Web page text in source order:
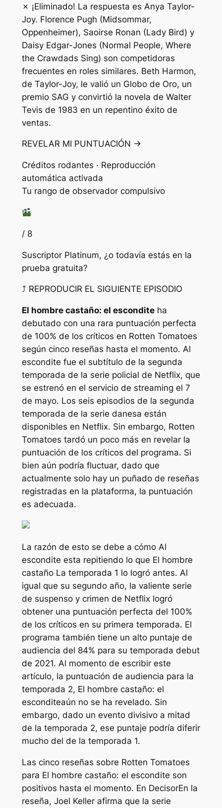
✗ ¡Eliminado! La respuesta es Anya Taylor-
Joy. Florence Pugh (Midsommar,
Oppenheimer), Saoirse Ronan (Lady Bird) y
Daisy Edgar-Jones (Normal People, Where
the Crawdads Sing) son competidoras
frecuentes en roles similares. Beth Harmon,
de Taylor-Joy, le valió un Globo de Oro, un
premio SAG y convirtió la novela de Walter
Tevis de 1983 en un repentino éxito de
ventas.
REVELAR MI PUNTUACIÓN →
Créditos rodantes · Reproducción
automática activada
Tu rango de observador compulsivo
/ 8
Suscriptor Platinum, ¿o todavía estás en la
prueba gratuita?
⤴ REPRODUCIR EL SIGUIENTE EPISODIO
El hombre castaño: el esconditeha
debutado con una rara puntuación perfecta
de 100% de los críticos en Rotten Tomatoes
según cinco reseñas hasta el momento. Al
escondite fue el subtítulo de la segunda
temporada de la serie policial de Netflix, que
se estrenó en el servicio de streaming el 7
de mayo. Los seis episodios de la segunda
temporada de la serie danesa están
disponibles en Netflix. Sin embargo, Rotten
Tomatoes tardó un poco más en revelar la
puntuación de los críticos del programa. Si
bien aún podría fluctuar, dado que
actualmente solo hay un puñado de reseñas
registradas en la plataforma, la puntuación
es adecuada.
La razón de esto se debe a cómoAl
escondite esta repitiendo lo que El hombre
castañoLa temporada 1 lo logró antes. Al
igual que su segundo año, la valiente serie
de suspenso y crimen de Netflix logró
obtener una puntuación perfecta del 100%
de los críticos en su primera temporada. El
programa también tiene un alto puntaje de
audiencia del 84% para su temporada debut
de 2021. Al momento de escribir este
artículo, la puntuación de audiencia para la
temporada 2, El hombre castaño: el
esconditeaún no se ha revelado. Sin
embargo, dado un evento divisivo a mitad
de la temporada 2, ese puntaje podría diferir
mucho del de la temporada 1.
Las cinco reseñas sobre Rotten Tomatoes
para El hombre castaño: el escondite son
positivos hasta el momento. En DecisorEn la
reseña, Joel Keller afirma que la serie